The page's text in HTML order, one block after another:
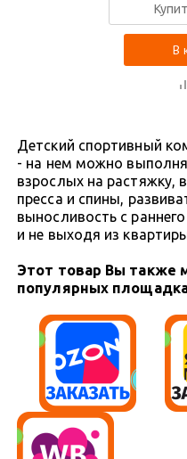
В
Детский спортивный
- на нем можно
взрослых на растяжку,
пресса и спины,
выносливость с
и не выходя из
Этот товар Вы также
популярных